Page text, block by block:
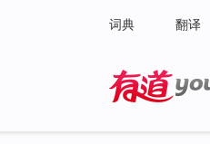
词典 翻译